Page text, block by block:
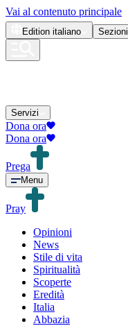
Vai al contenuto principale
Edition italiano Sezioni
Servizi
Dona ora
Dona ora
Prega
Menu
Pray
Opinioni
News
Stile di vita
Spiritualità
Scoperte
Eredità
Italia
Abbazia